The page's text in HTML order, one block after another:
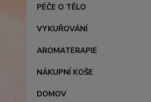
PÉČE O TĚLO
VYKUŘOVÁNÍ
AROMATERAPIE
NÁKUPNÍ KOŠE
DOMOV